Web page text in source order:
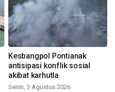
Kesbangpol Pontianak
antisipasi konflik sosial
akibat karhutla
Senin, 3 Agustus 2026